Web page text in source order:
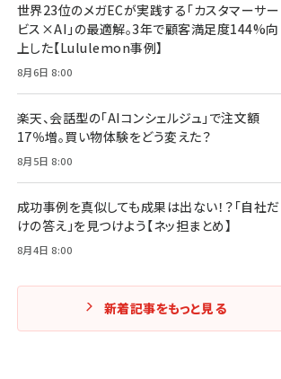
世界23位のメガECが実践する「カスタマーサー
ビス×AI」の最適解。3年で顧客満足度144%向
上した【Lululemon事例】
8月6日 8:00
楽天、会話型の「AIコンシェルジュ」で注文額
17％増。買い物体験をどう変えた？
8月5日 8:00
成功事例を真似しても成果は出ない！？「自社だ
けの答え」を見つけよう【ネッ担まとめ】
8月4日 8:00
新着記事をもっと見る